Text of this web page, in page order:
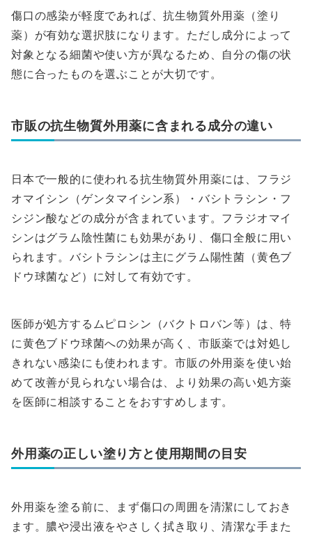
傷口の感染が軽度であれば、抗生物質外用薬（塗り
薬）が有効な選択肢になります。ただし成分によって
対象となる細菌や使い方が異なるため、自分の傷の状
態に合ったものを選ぶことが大切です。
市販の抗生物質外用薬に含まれる成分の違い
日本で一般的に使われる抗生物質外用薬には、フラジ
オマイシン（ゲンタマイシン系）・バシトラシン・フ
シジン酸などの成分が含まれています。フラジオマイ
シンはグラム陰性菌にも効果があり、傷口全般に用い
られます。バシトラシンは主にグラム陽性菌（黄色ブ
ドウ球菌など）に対して有効です。
医師が処方するムピロシン（バクトロバン等）は、特
に黄色ブドウ球菌への効果が高く、市販薬では対処し
きれない感染にも使われます。市販の外用薬を使い始
めて改善が見られない場合は、より効果の高い処方薬
を医師に相談することをおすすめします。
外用薬の正しい塗り方と使用期間の目安
外用薬を塗る前に、まず傷口の周囲を清潔にしておき
ます。膿や浸出液をやさしく拭き取り、清潔な手また